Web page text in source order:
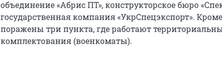
объединение «Абрис ПТ», конструкторское бюро
государственная компания «УкрСпецэкспорт».
поражены три пункта, где работают
комплектования (военкоматы).